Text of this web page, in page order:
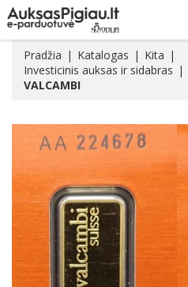
Pradžia Katalogas
Kita
Investicinis auksas ir sidabras
VALCAMBI